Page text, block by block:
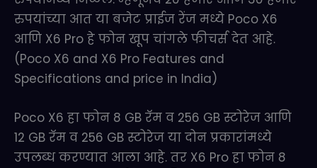
रुपयांच्या आत या बजेट प्राईज रेंज मध्ये Poco X6
आणि X6 Pro हे फोन खूप चांगले फीचर्स देत आहे.
(Poco X6 and X6 Pro Features and
Specifications and price in India)
Poco X6 हा फोन 8 GB रॅम व 256 GB स्टोरेज आणि
12 GB रॅम व 256 GB स्टोरेज या दोन प्रकारांमध्ये
उपलब्ध करण्यात आला आहे. तर X6 Pro हा फोन 8